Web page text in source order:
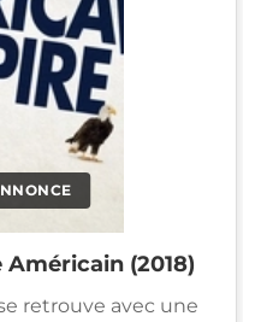
(2018)
retrouve avec une